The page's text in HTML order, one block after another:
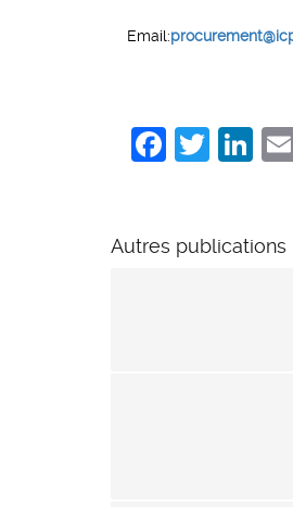
Email:
Autres publications